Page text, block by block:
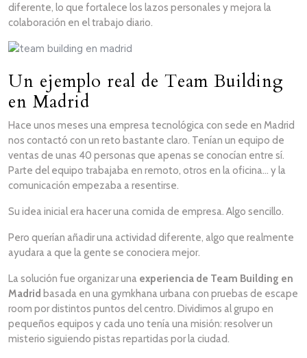
diferente, lo que fortalece los lazos personales y mejora la
colaboración en el trabajo diario.
Un ejemplo real de Team Building
en Madrid
Hace unos meses una empresa tecnológica con sede en Madrid
nos contactó con un reto bastante claro. Tenían un equipo de
ventas de unas 40 personas que apenas se conocían entre sí.
Parte del equipo trabajaba en remoto, otros en la oficina… y la
comunicación empezaba a resentirse.
Su idea inicial era hacer una comida de empresa. Algo sencillo.
Pero querían añadir una actividad diferente, algo que realmente
ayudara a que la gente se conociera mejor.
La solución fue organizar una experiencia de Team Building en
Madrid basada en una gymkhana urbana con pruebas de escape
room por distintos puntos del centro. Dividimos al grupo en
pequeños equipos y cada uno tenía una misión: resolver un
misterio siguiendo pistas repartidas por la ciudad.